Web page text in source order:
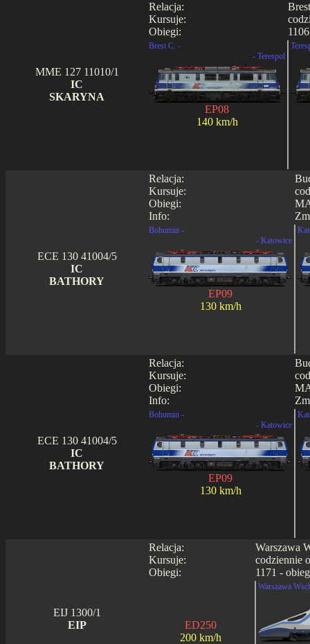
Relacja:
Kursuje:
Obiegi:
MME 127 11010/1
IC
SKARYNA
Brest C. -
- Terespol
EP08
140 km/h
Relacja:
Kursuje:
Obiegi:
Info:
ECE 130 41004/5
IC
BATHORY
Bohumin -
- Katowice
EP09
130 km/h
Relacja:
Kursuje:
Obiegi:
Info:
ECE 130 41004/5
IC
BATHORY
Bohumin -
- Katowice
EP09
130 km/h
Relacja:
Kursuje:
Obiegi:
Warszawa
codziennie
1171 -
EIJ 1300/1
EIP
ED250
200 km/h
Warszawa